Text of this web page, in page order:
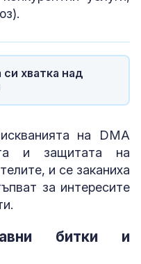
хватка над
на DMA
и защитата на
и се заканиха
за интересите
битки и